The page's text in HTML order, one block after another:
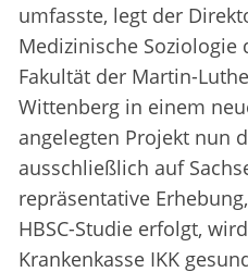
umfasste, legt der
Medizinische Soziologie
Fakultät der Martin-
Wittenberg in einem
angelegten Projekt nun
ausschließlich auf
repräsentative
HBSC-Studie erfolgt,
Krankenkasse IKK